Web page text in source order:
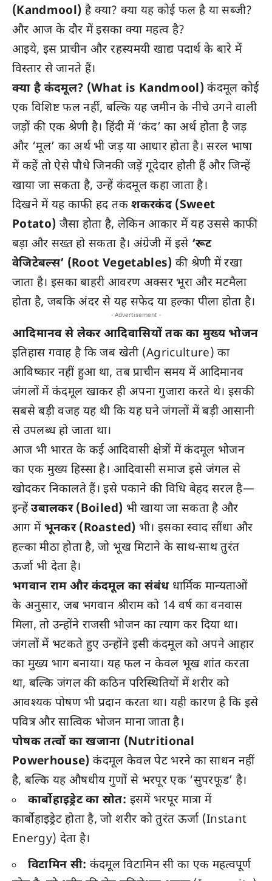
(Kandmool) है क्या? क्या यह कोई फल है या सब्जी?
और आज के दौर में इसका क्या महत्व है?
आइये, इस प्राचीन और रहस्यमयी खाद्य पदार्थ के बारे में
विस्तार से जानते हैं।
क्या है कंदमूल? (What is Kandmool) कंदमूल कोई
एक विशिष्ट फल नहीं, बल्कि यह जमीन के नीचे उगने वाली
जड़ों की एक श्रेणी है। हिंदी में ‘कंद’ का अर्थ होता है जड़
और ‘मूल’ का अर्थ भी जड़ या आधार होता है। सरल भाषा
में कहें तो ऐसे पौधे जिनकी जड़ें गूदेदार होती हैं और जिन्हें
खाया जा सकता है, उन्हें कंदमूल कहा जाता है।
दिखने में यह काफी हद तकशकरकंद (Sweet
Potato) जैसा होता है, लेकिन आकार में यह उससे काफी
बड़ा और सख्त हो सकता है। अंग्रेजी में इसे ‘रूट
वेजिटेबल्स’ (Root Vegetables) की श्रेणी में रखा
जाता है। इसका बाहरी आवरण अक्सर भूरा और मटमैला
होता है, जबकि अंदर से यह सफेद या हल्का पीला होता है।
- Advertisement -
आदिमानव से लेकर आदिवासियों तक का मुख्य भोजन
इतिहास गवाह है कि जब खेती (Agriculture) का
आविष्कार नहीं हुआ था, तब प्राचीन समय में आदिमानव
जंगलों में कंदमूल खाकर ही अपना गुजारा करते थे। इसकी
सबसे बड़ी वजह यह थी कि यह घने जंगलों में बड़ी आसानी
से उपलब्ध हो जाता था।
आज भी भारत के कई आदिवासी क्षेत्रों में कंदमूल भोजन
का एक मुख्य हिस्सा है। आदिवासी समाज इसे जंगल से
खोदकर निकालते हैं। इसे पकाने की विधि बेहद सरल है—
इन्हेंउबालकर (Boiled) भी खाया जा सकता है और
आग में भूनकर (Roasted) भी। इसका स्वाद सौंधा और
हल्का मीठा होता है, जो भूख मिटाने के साथ-साथ तुरंत
ऊर्जा भी देता है।
भगवान राम और कंदमूल का संबंधधार्मिक मान्यताओं
के अनुसार, जब भगवान श्रीराम को 14 वर्ष का वनवास
मिला, तो उन्होंने राजसी भोजन का त्याग कर दिया था।
जंगलों में भटकते हुए उन्होंने इसी कंदमूल को अपने आहार
का मुख्य भाग बनाया। यह फल न केवल भूख शांत करता
था, बल्कि जंगल की कठिन परिस्थितियों में शरीर को
आवश्यक पोषण भी प्रदान करता था। यही कारण है कि इसे
पवित्र और सात्विक भोजन माना जाता है।
पोषक तत्वों का खजाना (Nutritional
Powerhouse) कंदमूल केवल पेट भरने का साधन नहीं
है, बल्कि यह औषधीय गुणों से भरपूर एक ‘सुपरफूड’ है।
कार्बोहाइड्रेट का स्रोत: इसमें भरपूर मात्रा में
कार्बोहाइड्रेट होता है, जो शरीर को तुरंत ऊर्जा (Instant
Energy) देता है।
विटामिन सी: कंदमूल विटामिन सी का एक महत्वपूर्ण